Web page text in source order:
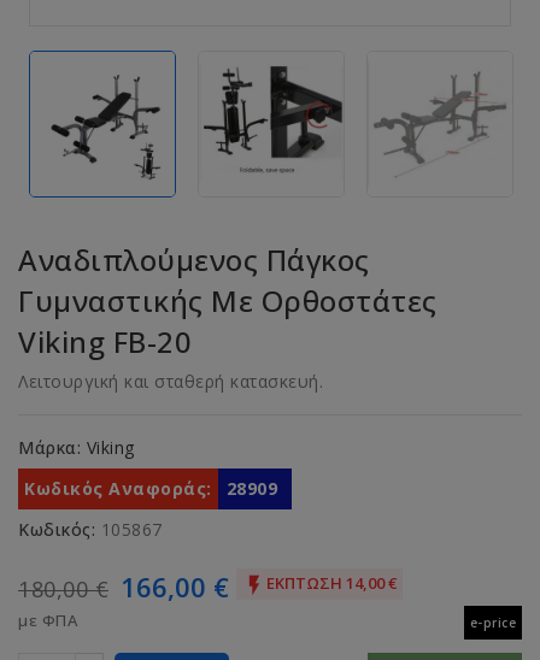
Αναδιπλούμενος Πάγκος
Γυμναστικής Με Ορθοστάτες
Viking FB-20
Λειτουργική και σταθερή κατασκευή.
Μάρκα: Viking
Κωδικός Αναφοράς:
28909
Κωδικός: 105867
180,00 € 166,00 €  ΈΚΠΤΩΣΗ 14,00 €
με ΦΠΑ
e-price